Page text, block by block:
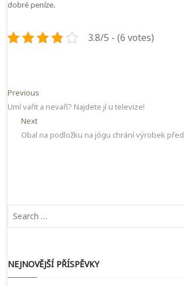
dobré peníze.
3.8/5 - (6 votes)
Navigace
pro
příspěvek
Previous
post:
Umí vařit a nevaří? Najdete jí u televize!
NextNext
post:
Obal na podložku na jógu chrání výrobek
NEJNOVĚJŠÍ PŘÍSPĚVKY